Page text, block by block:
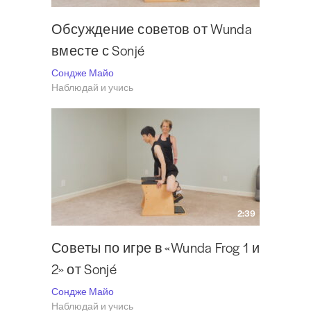
Обсуждение советов от Wunda
вместе с Sonjé
Сондже Майо
Наблюдай и учись
2:39
Советы по игре в «Wunda Frog 1 и
2» от Sonjé
Сондже Майо
Наблюдай и учись